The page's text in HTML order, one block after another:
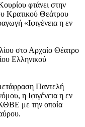
φτάνει στην
Κρατικού Θεάτρου
«Ιφιγένεια η εν
στο Αρχαίο Θέατρο
Ελληνικού
Παντελή
η Ιφιγένεια η εν
ΚΘΒΕ με την οποία